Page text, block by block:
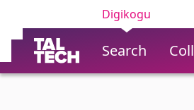
Digikogu
Search